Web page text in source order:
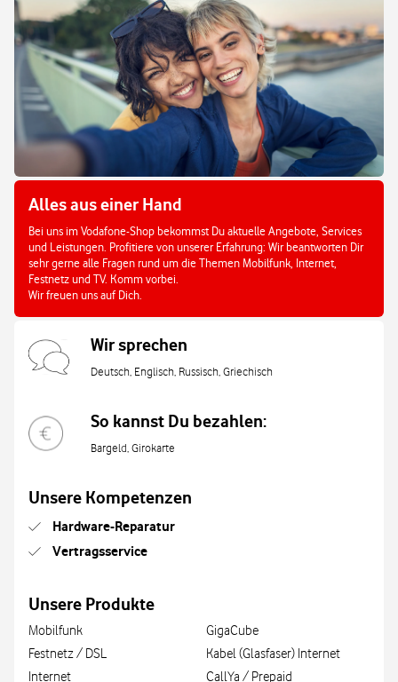
Alles aus einer Hand
Bei uns im Vodafone-Shop bekommst Du aktuelle Angebote, Services
und Leistungen. Profitiere von unserer Erfahrung: Wir beantworten Dir
sehr gerne alle Fragen rund um die Themen Mobilfunk, Internet,
Festnetz und TV. Komm vorbei.
Wir freuen uns auf Dich.
Wir sprechen
Deutsch, Englisch, Russisch, Griechisch
So kannst Du bezahlen:
Bargeld, Girokarte
Unsere Kompetenzen
Hardware-Reparatur
Vertragsservice
Unsere Produkte
Mobilfunk
Festnetz / DSL
Internet
GigaCube
Kabel (Glasfaser) Internet
CallYa / Prepaid